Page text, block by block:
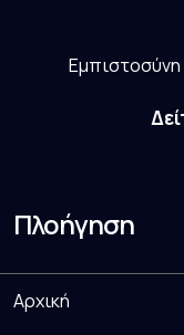
Πλοήγηση
Αρχική